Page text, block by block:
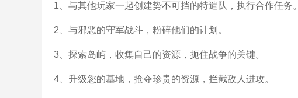
1、与其他玩家一起创建势不可挡的特遣队，执行合作任务。
2、与邪恶的守军战斗，粉碎他们的计划。
3、探索岛屿，收集自己的资源，扼住战争的关键。
4、升级您的基地，抢夺珍贵的资源，拦截敌人进攻。